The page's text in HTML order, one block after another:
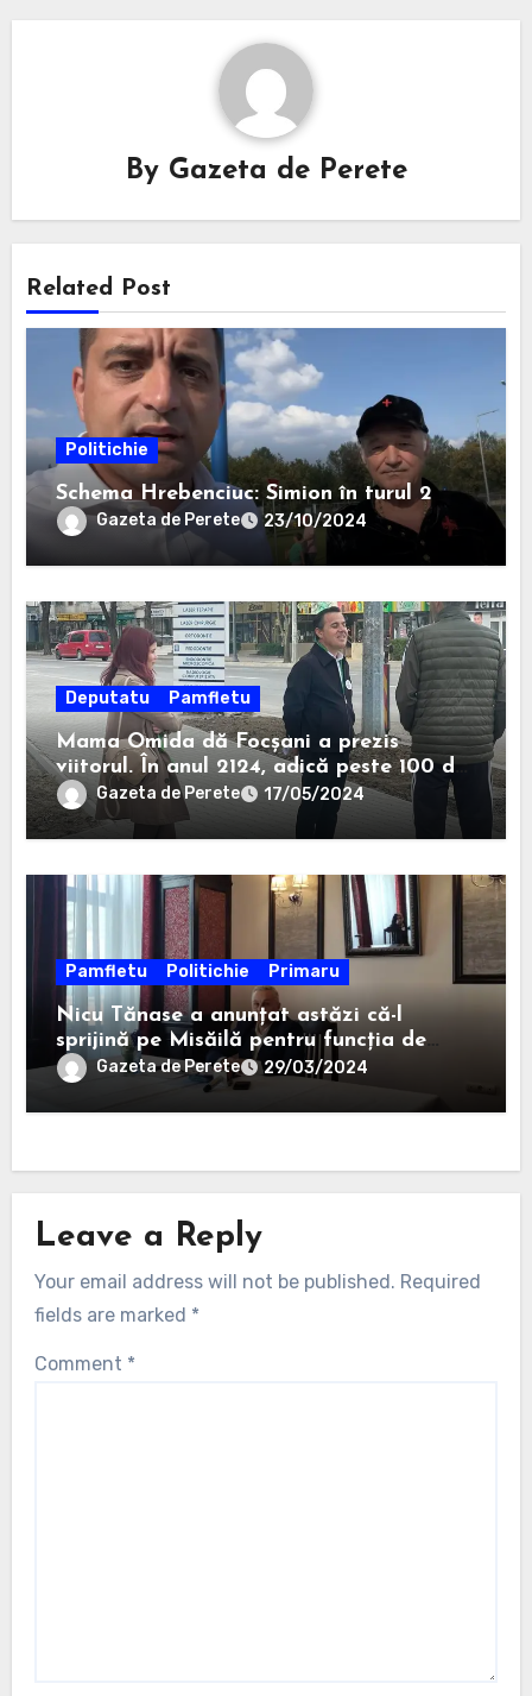
By Gazeta de Perete
Related Post
Politichie
Schema Hrebenciuc: Simion în turul 2
Gazeta de Perete 23/10/2024
Deputatu Pamfletu
Mama Omida dă Focșani a prezis
viitorul. În anul 2124, adică peste 100 de
ani, un anume Ion Ștefan va câștiga la
Consiliul Județean.
Gazeta de Perete 17/05/2024
Pamfletu Politichie Primaru
Nicu Tănase a anunțat astăzi că-l
sprijină pe Misăilă pentru funcția de
primar al Focșaniului
Gazeta de Perete 29/03/2024
Leave a Reply
Your email address will not be published. Required
fields are marked *
Comment *